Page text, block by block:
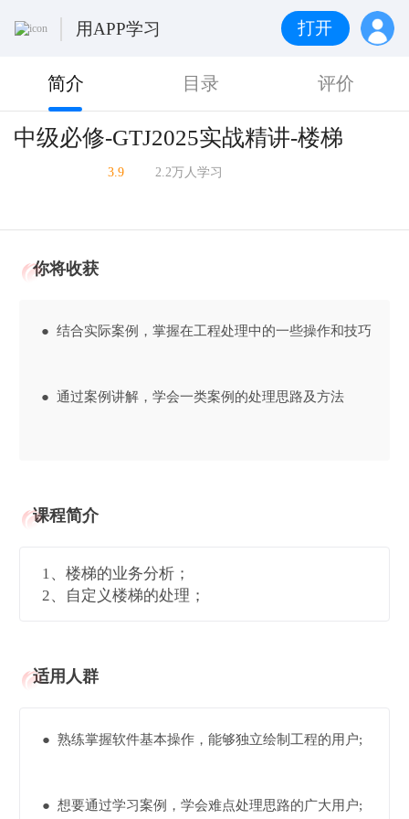
用APP学习 打开
简介 目录 评价
中级必修-GTJ2025实战精讲-楼梯
3.9 2.2万人学习
你将收获
● 结合实际案例，掌握在工程处理中的一些操作和技巧
● 通过案例讲解，学会一类案例的处理思路及方法
课程简介
1、楼梯的业务分析；
2、自定义楼梯的处理；
适用人群
● 熟练掌握软件基本操作，能够独立绘制工程的用户;
● 想要通过学习案例，学会难点处理思路的广大用户;